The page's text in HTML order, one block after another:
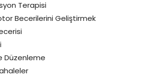
Terapisi
Becerilerini Geliştirmek
Düzenleme